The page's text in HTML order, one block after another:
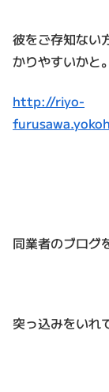
彼をご存知ない
かりやすいかと。
http://riyo-
同業者のブログ
突っ込みをいれ